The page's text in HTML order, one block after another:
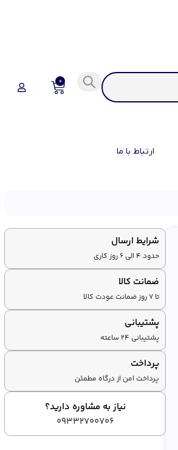
0
ارتباط با ما
شرایط ارسال
حدود 4 الی 6 روز کاری
ضمانت کالا
تا ۷ روز ضمانت عودت کالا
پشتیبانی
پشتیبانی ۲۴ ساعته
پرداخت
پرداخت امن از درگاه مطمئن
نیاز به مشاوره دارید؟
09332700706